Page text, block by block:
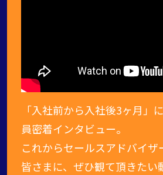
「入社前から入社後3ヶ月」
員密着インタビュー。
これからセールスアドバイザ
皆さまに、ぜひ観て頂きたい